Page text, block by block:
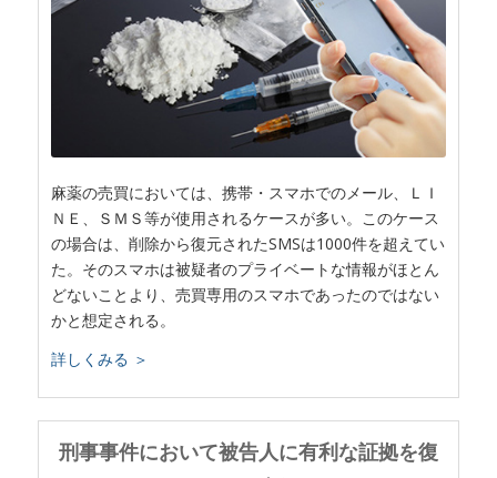
麻薬の売買においては、携帯・スマホでのメール、ＬＩ
ＮＥ、ＳＭＳ等が使用されるケースが多い。このケース
の場合は、削除から復元されたSMSは1000件を超えてい
た。そのスマホは被疑者のプライベートな情報がほとん
どないことより、売買専用のスマホであったのではない
かと想定される。
詳しくみる ＞
刑事事件において被告人に有利な証拠を復